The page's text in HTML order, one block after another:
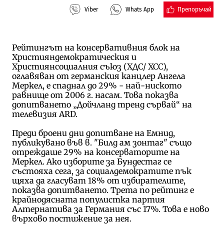
Viber Whats App Препоръчай
Рейтингът на консервативния блок на
Християндемократическия и
Християнсоциалния съюз (ХДС/ ХСС),
оглавяван от германския канцлер Ангела
Меркел, е спаднал до 29% - най-ниското
равнище от 2006 г. насам. Това показва
допитването „Дойчланд тренд сървай“ на
телевизия ARD.
Преди броени дни допитване на Емнид,
публикувано във в. "Билд ам зонтаг" също
отреждаше 29% на консерваторите на
Меркел. Ако изборите за Бундестаг се
състояха сега, за социалдемократите пък
щяха да гласуват 18% от избирателите,
показва допитването. Трета по рейтинг е
крайнодясната популистка партия
Алтернатива за Германия със 17%. Това е ново
върхово постижение за нея.